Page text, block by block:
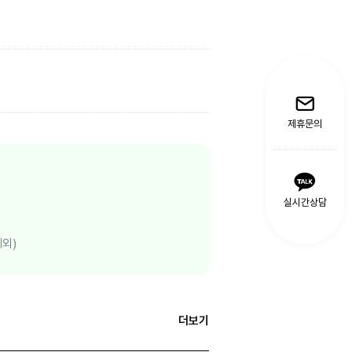
제휴문의
실시간상담
)
더보기